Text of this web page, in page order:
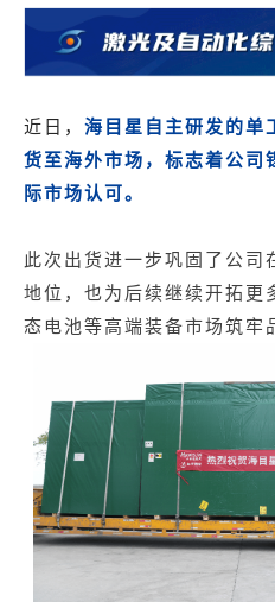
近日， 海目星自主研发的单
货至海外市场，标志着公司
际市场认可。
此次出货进一步巩固了公司
地位，也为后续继续开拓更
态电池等高端装备市场筑牢